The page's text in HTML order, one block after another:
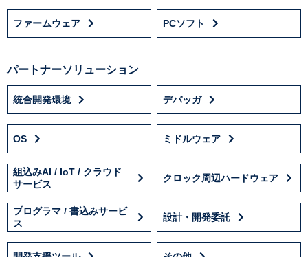
ファームウェア PCソフト
パートナーソリューション
統合開発環境 デバッガ
OS ミドルウェア
組込みAI / IoT / クラウド
サービス
クロック周辺ハードウェア
プログラマ / 書込みサービ
ス
設計・開発委託